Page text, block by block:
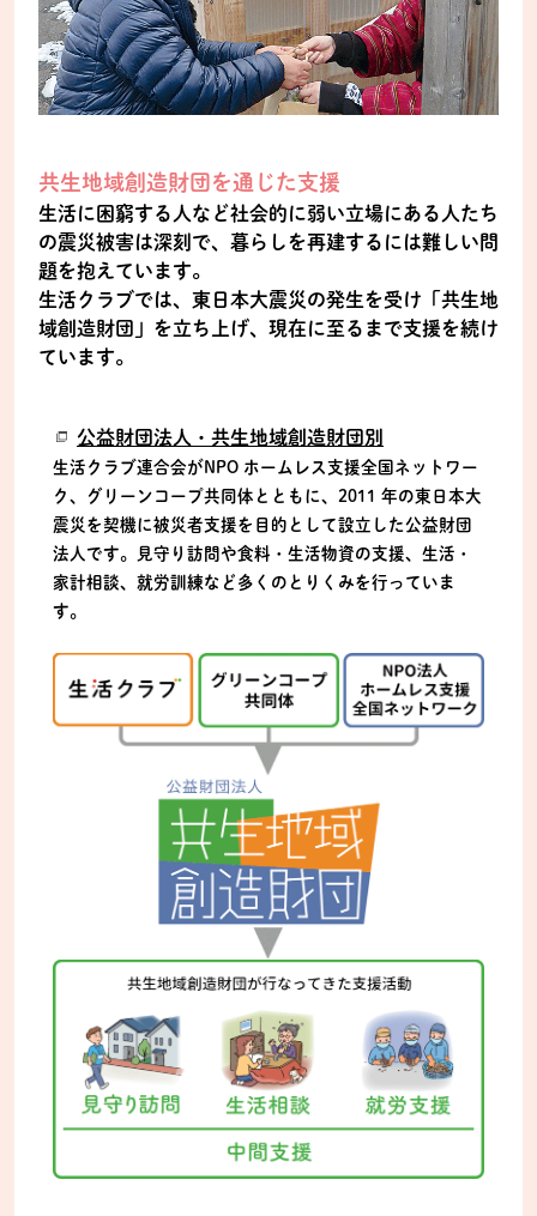
共生地域創造財団を通じた支援
生活に困窮する人など社会的に弱い立場にある人たち
の震災被害は深刻で、暮らしを再建するには難しい問
題を抱えています。
生活クラブでは、東日本大震災の発生を受け「共生地
域創造財団」を立ち上げ、現在に至るまで支援を続け
ています。
公益財団法人・共生地域創造財団別
生活クラブ連合会がNPO ホームレス支援全国ネットワー
ク、グリーンコープ共同体とともに、2011 年の東日本大
震災を契機に被災者支援を目的として設立した公益財団
法人です。見守り訪問や食料・生活物資の支援、生活・
家計相談、就労訓練など多くのとりくみを行っていま
す。